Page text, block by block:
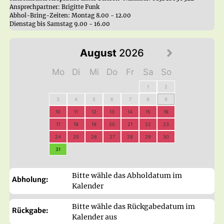
Ansprechpartner: Brigitte Funk
Abhol-Bring-Zeiten: Montag 8.00 - 12.00
August 2026
Mo Di Mi Do Fr Sa So
1 2
3 4 5 6 7 8 9
10 11 12 13 14 15 16
17 18 19 20 21 22 23
24 25 26 27 28 29 30
31
Abholung:
Bitte wähle das Abholdatum im
Kalender
Rückgabe:
Bitte wähle das Rückgabedatum im
Kalender aus